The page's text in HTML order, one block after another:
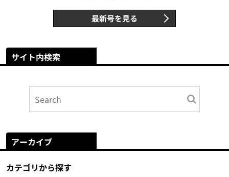
最新号を見る
サイト内検索
アーカイブ
カテゴリから探す